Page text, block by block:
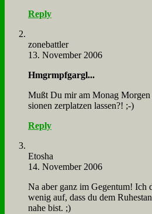
Reply
zone­batt­ler
13. November 2006
Hm­grm­pf­g­argl...
Mußt Du mir am Mo­nag
sio­nen zer­plat­zen las­sen?! ;-)
Reply
Eto­sha
14. November 2006
Na aber ganz im Ge­gen­tum! Ich
we­nig auf, dass du dem
na­he bist. ;)